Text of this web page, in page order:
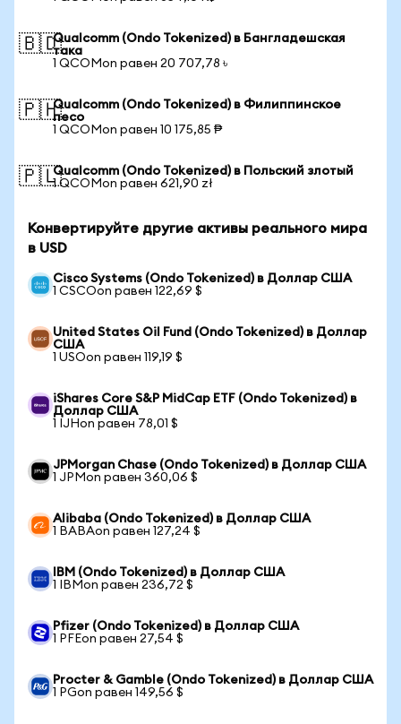
🇧🇩Qualcomm (Ondo Tokenized) в Бангладешская
така
1 QCOMon равен 20 707,78 ৳
🇵🇭Qualcomm (Ondo Tokenized) в Филиппинское
песо
1 QCOMon равен 10 175,85 ₱
🇵🇱Qualcomm (Ondo Tokenized) в Польский злотый
1 QCOMon равен 621,90 zł
Конвертируйте другие активы реального мира
в USD
Cisco Systems (Ondo Tokenized) в Доллар США
1 CSCOon равен 122,69 $
United States Oil Fund (Ondo Tokenized) в Доллар
США
1 USOon равен 119,19 $
iShares Core S&P MidCap ETF (Ondo Tokenized) в
Доллар США
1 IJHon равен 78,01 $
JPMorgan Chase (Ondo Tokenized) в Доллар США
1 JPMon равен 360,06 $
Alibaba (Ondo Tokenized) в Доллар США
1 BABAon равен 127,24 $
IBM (Ondo Tokenized) в Доллар США
1 IBMon равен 236,72 $
Pfizer (Ondo Tokenized) в Доллар США
1 PFEon равен 27,54 $
Procter & Gamble (Ondo Tokenized) в Доллар США
1 PGon равен 149,56 $